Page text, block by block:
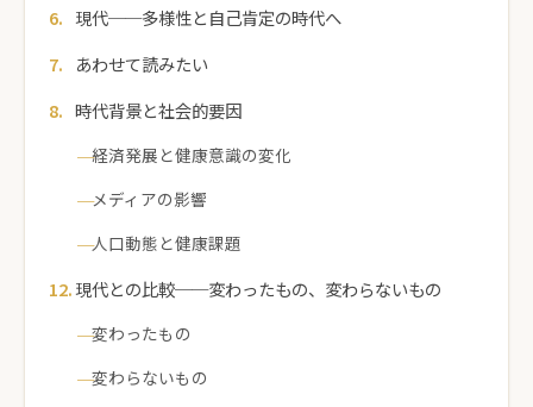
現代──多様性と自己肯定の時代へ
あわせて読みたい
時代背景と社会的要因
経済発展と健康意識の変化
メディアの影響
人口動態と健康課題
現代との比較──変わったもの、変わらないもの
変わったもの
変わらないもの